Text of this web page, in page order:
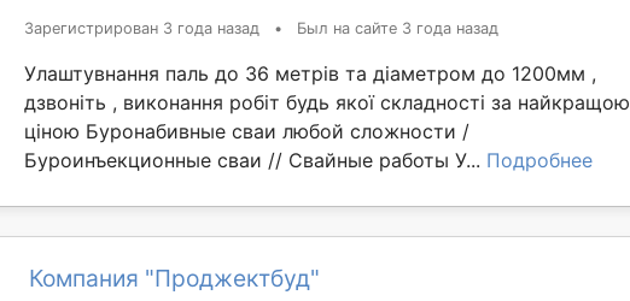
Зарегистрирован 3 года назад • Был на сайте 3 года назад
Улаштувнання паль до 36 метрів та діаметром до 1200мм ,
дзвоніть , виконання робіт будь якої складності за найкращою
ціною Буронабивные сваи любой сложности /
Буроинъекционные сваи // Свайные работы У... Подробнее
Компания "Проджектбуд"